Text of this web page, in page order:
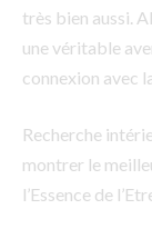
très bien aussi.
une véritable
connexion avec
Recherche
montrer le
l’Essence de